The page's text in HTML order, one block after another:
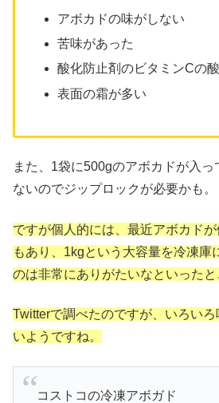
アボカドの味がしない
苦味があった
酸化防止剤のビタミンCの
表面の霜が多い
また、1袋に500gのアボカドが入
ないのでジップロックが必要かも。
ですが個人的には、最近アボカド
もあり、1kgという大容量を冷凍庫
のは非常にありがたいなといったと
Twitterで調べたのですが、いろい
いようですね。
コストコの冷凍アボガド